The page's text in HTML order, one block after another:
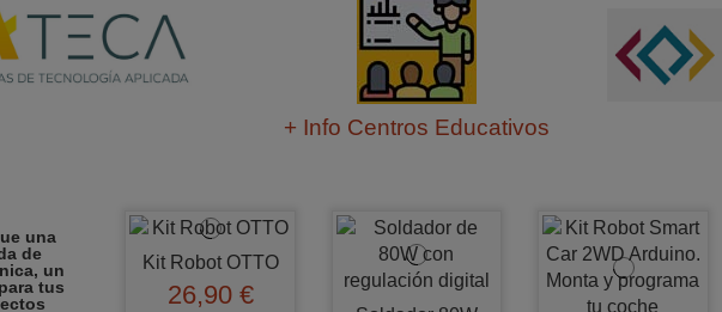
+ Info Centros Educativos
una
de
un
tus
Kit Robot OTTO
26,90 €